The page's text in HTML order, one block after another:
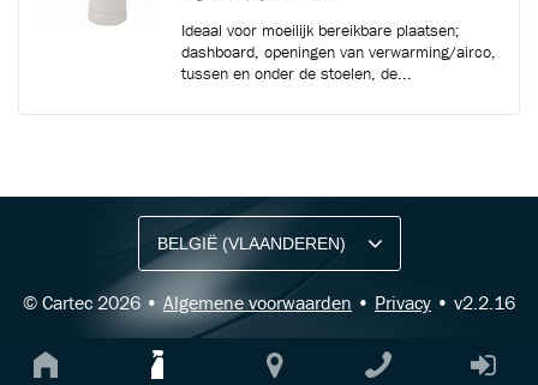
Ideaal voor moeilijk bereikbare plaatsen;
dashboard, openingen van verwarming/airco,
tussen en onder de stoelen, de...
© Cartec 2026 • Algemene voorwaarden • Privacy • v2.2.16
Ontvang vakgerelateerde tips,
aanbiedingen en productupdates van Cartec.